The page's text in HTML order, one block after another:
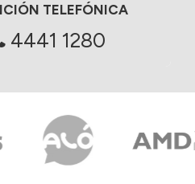
TELEFÓNICA
4441 1280